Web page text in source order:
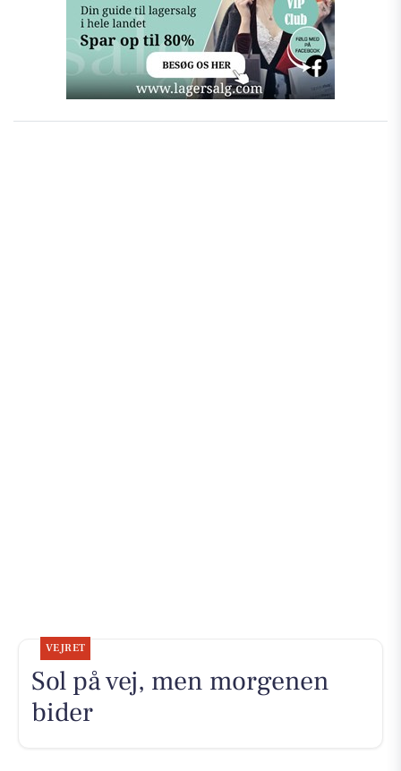
VEJRET
Sol på vej, men morgenen
bider